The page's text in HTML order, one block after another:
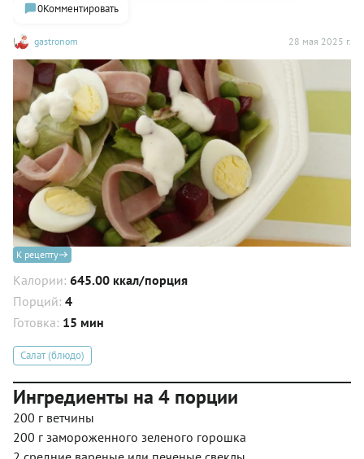
gastronom 28 мая 2025 г.
0Комментировать
К рецепту
Калории: 645.00 ккал/порция
Порций: 4
Готовка: 15 мин
Салат (блюдо)
Ингредиенты на 4 порции
200 г ветчины
200 г замороженного зеленого горошка